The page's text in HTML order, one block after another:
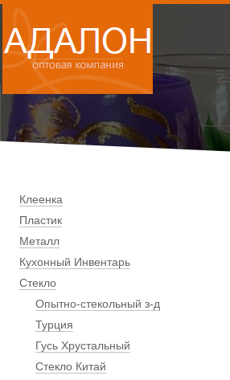
Клеенка
Пластик
Металл
Кухонный Инвентарь
Стекло
Опытно-стекольный з-д
Турция
Гусь Хрустальный
Стекло Китай